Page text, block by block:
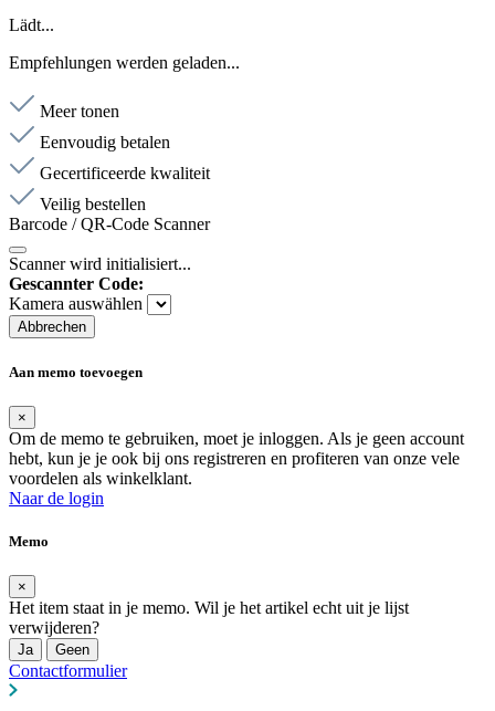
Lädt...
Empfehlungen werden geladen...
Meer tonen
Eenvoudig betalen
Gecertificeerde kwaliteit
Veilig bestellen
Barcode / QR-Code Scanner
Scanner wird initialisiert...
Gescannter Code:
Kamera auswählen
Abbrechen
Aan memo toevoegen
×
Om de memo te gebruiken, moet je inloggen. Als je geen account
hebt, kun je je ook bij ons registreren en profiteren van onze vele
voordelen als winkelklant.
Naar de login
Memo
×
Het item staat in je memo. Wil je het artikel echt uit je lijst
verwijderen?
Ja Geen
Contactformulier